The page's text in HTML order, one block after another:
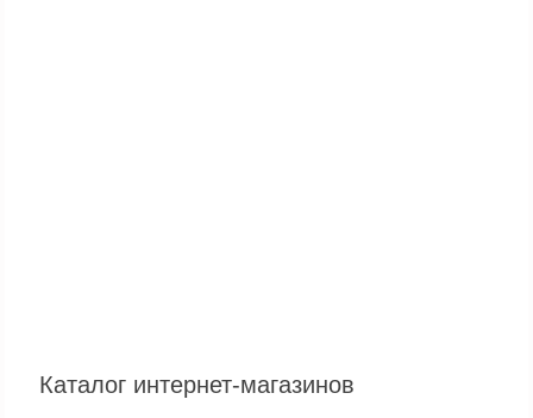
Каталог интернет-магазинов